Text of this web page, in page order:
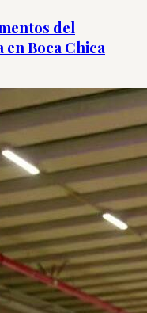
del
en Boca Chica